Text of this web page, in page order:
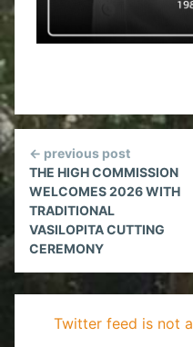
Continue
Reading
← previous post
THE HIGH COMMISSION
WELCOMES 2026 WITH
TRADITIONAL
VASILOPITA CUTTING
CEREMONY
Twitter feed is not